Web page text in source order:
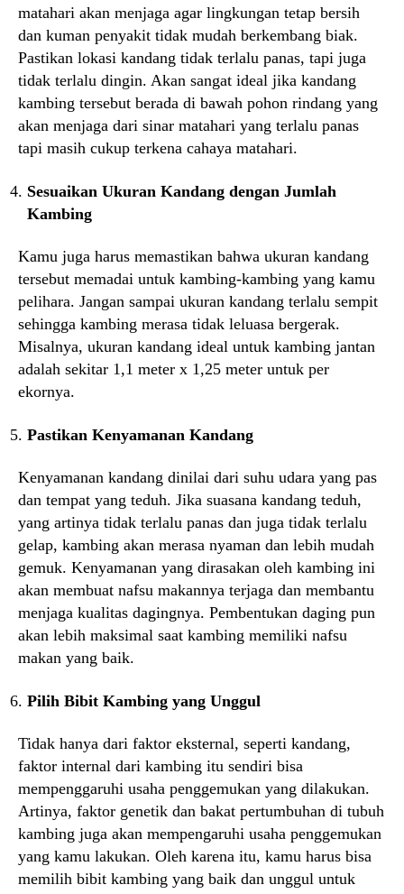
matahari akan menjaga agar lingkungan tetap bersih
dan kuman penyakit tidak mudah berkembang biak.
Pastikan lokasi kandang tidak terlalu panas, tapi juga
tidak terlalu dingin. Akan sangat ideal jika kandang
kambing tersebut berada di bawah pohon rindang yang
akan menjaga dari sinar matahari yang terlalu panas
tapi masih cukup terkena cahaya matahari.
Sesuaikan Ukuran Kandang dengan Jumlah
Kambing
Kamu juga harus memastikan bahwa ukuran kandang
tersebut memadai untuk kambing-kambing yang kamu
pelihara. Jangan sampai ukuran kandang terlalu sempit
sehingga kambing merasa tidak leluasa bergerak.
Misalnya, ukuran kandang ideal untuk kambing jantan
adalah sekitar 1,1 meter x 1,25 meter untuk per
ekornya.
Pastikan Kenyamanan Kandang
Kenyamanan kandang dinilai dari suhu udara yang pas
dan tempat yang teduh. Jika suasana kandang teduh,
yang artinya tidak terlalu panas dan juga tidak terlalu
gelap, kambing akan merasa nyaman dan lebih mudah
gemuk. Kenyamanan yang dirasakan oleh kambing ini
akan membuat nafsu makannya terjaga dan membantu
menjaga kualitas dagingnya. Pembentukan daging pun
akan lebih maksimal saat kambing memiliki nafsu
makan yang baik.
Pilih Bibit Kambing yang Unggul
Tidak hanya dari faktor eksternal, seperti kandang,
faktor internal dari kambing itu sendiri bisa
mempenggaruhi usaha penggemukan yang dilakukan.
Artinya, faktor genetik dan bakat pertumbuhan di tubuh
kambing juga akan mempengaruhi usaha penggemukan
yang kamu lakukan. Oleh karena itu, kamu harus bisa
memilih bibit kambing yang baik dan unggul untuk